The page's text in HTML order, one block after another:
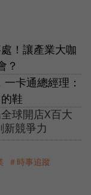
！讓產業大咖
？
卡通總經理：
鞋
球開店X百大
新競爭力
＃時事追蹤